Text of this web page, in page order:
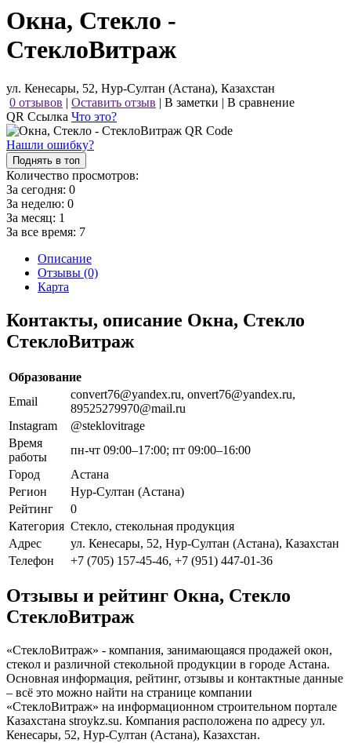
Окна, Стекло -
СтеклоВитраж
ул. Кенесары, 52, Нур-Султан (Астана), Казахстан
0 отзывов | Оставить отзыв | В заметки | В сравнение
QR Ссылка Что это?
Нашли ошибку?
Поднять в топ
Количество просмотров:
За сегодня: 0
За неделю: 0
За месяц: 1
За все время: 7
Описание
Отзывы (0)
Карта
Контакты, описание Окна, Стекло
СтеклоВитраж
Образование
Email
convert76@yandex.ru, onvert76@yandex.ru,
89525279970@mail.ru
Instagram
@steklovitrage
Время
работы
пн-чт 09:00–17:00; пт 09:00–16:00
Город
Астана
Регион
Нур-Султан (Астана)
Рейтинг
0
Категория Стекло, стекольная продукция
Адрес
ул. Кенесары, 52, Нур-Султан (Астана), Казахстан
Телефон
+7 (705) 157-45-46, +7 (951) 447-01-36
Отзывы и рейтинг Окна, Стекло
СтеклоВитраж
«СтеклоВитраж» - компания, занимающаяся продажей окон,
стекол и различной стекольной продукции в городе Астана.
Основная информация, рейтинг, отзывы и контактные данные
– всё это можно найти на странице компании
«СтеклоВитраж» на информационном строительном портале
Казахстана stroykz.su. Компания расположена по адресу ул.
Кенесары, 52, Нур-Султан (Астана), Казахстан.